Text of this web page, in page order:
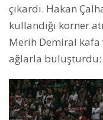
çıkardı. Hakan
kullandığı korner
Merih Demiral kafa
ağlarla buluşturdu: